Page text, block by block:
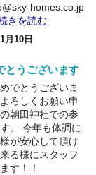
homes.co.jp
きを読む
月10日
とうございます
でとうございま
ろしくお願い申
朝田神社での参
。 今年も体調に
が安心して頂け
る様にスタッフ
す！！